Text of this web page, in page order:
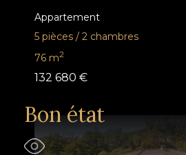
Appartement
5 pièces / 2 chambres
76 m2
132 680 €
Bon état